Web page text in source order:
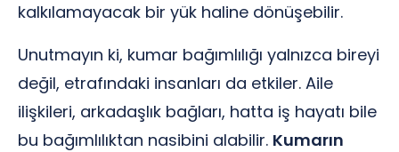
kalkılamayacak bir yük haline dönüşebilir.
Unutmayın ki, kumar bağımlılığı yalnızca bireyi
değil, etrafındaki insanları da etkiler. Aile
ilişkileri, arkadaşlık bağları, hatta iş hayatı bile
bu bağımlılıktan nasibini alabilir. Kumarın